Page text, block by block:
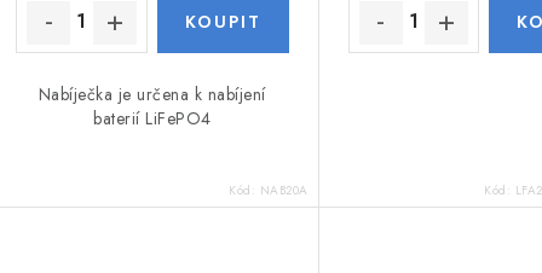
Nabíječka je určena k nabíjení
baterií LiFePO4
Kód: NAB20A Kód: